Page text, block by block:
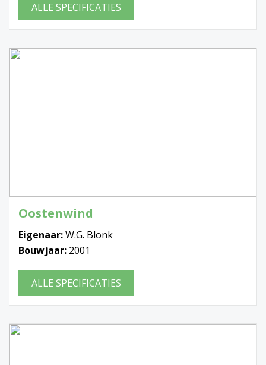
ALLE SPECIFICATIES
Oostenwind
Eigenaar:W.G. Blonk
Bouwjaar: 2001
ALLE SPECIFICATIES